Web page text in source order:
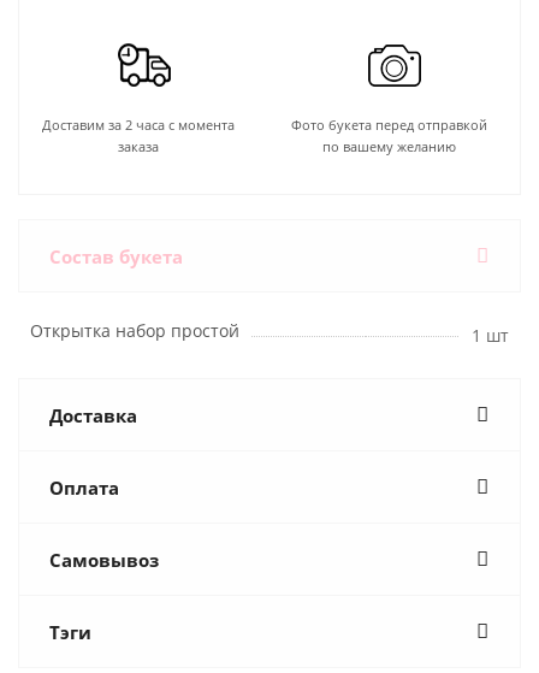
Доставим за 2 часа с момента
заказа
Фото букета перед отправкой
по вашему желанию
Состав букета
Открытка набор простой 1 шт
Доставка
Оплата
Самовывоз
Тэги